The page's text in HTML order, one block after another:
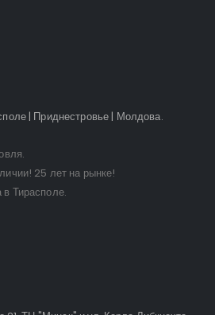
| Приднестровье | Молдова.
25 лет на рынке!
Тирасполе.